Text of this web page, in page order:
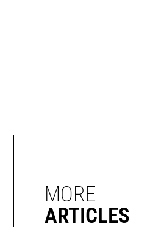
MORE
ARTICLES